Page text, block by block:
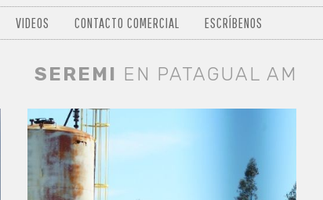
VIDEOS CONTACTO COMERCIAL ESCRÍBENOS
SEREMI EN PATAGUAL AM